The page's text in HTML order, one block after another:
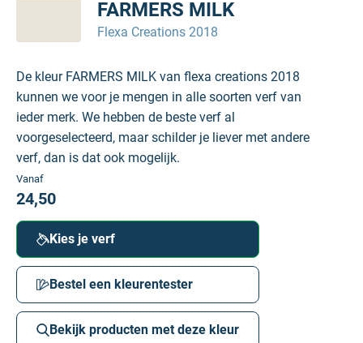
FARMERS MILK
Flexa Creations 2018
De kleur FARMERS MILK van flexa creations 2018
kunnen we voor je mengen in alle soorten verf van
ieder merk. We hebben de beste verf al
voorgeselecteerd, maar schilder je liever met andere
verf, dan is dat ook mogelijk.
Vanaf
24,50
Kies je verf
Bestel een kleurentester
Bekijk producten met deze kleur